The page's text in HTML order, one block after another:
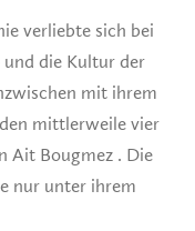
verliebte sich bei
die Kultur der
mit ihrem
mittlerweile vier
Ait Bougmez . Die
nur unter ihrem